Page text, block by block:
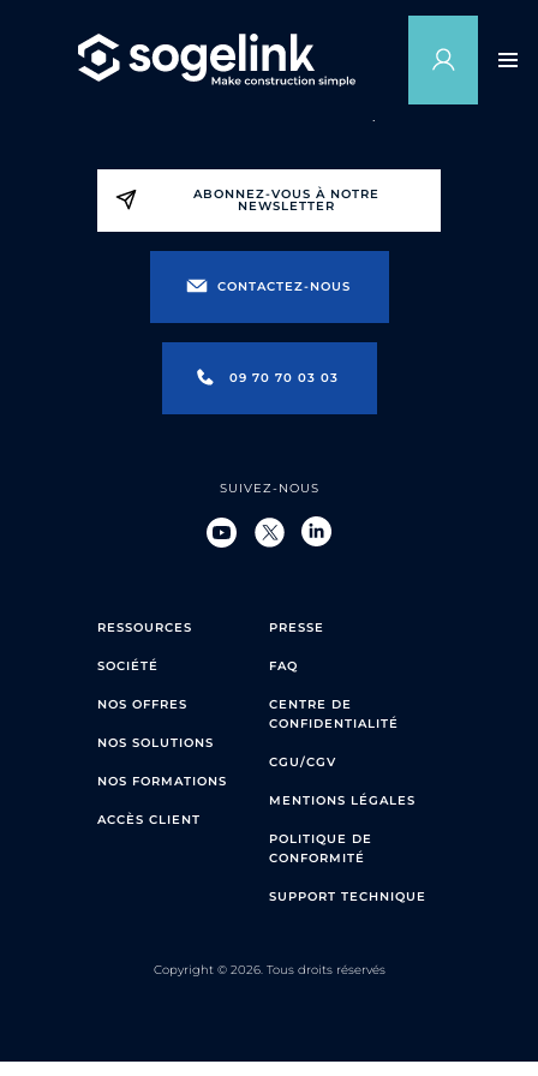
ABONNEZ-VOUS À NOTRE
NEWSLETTER
CONTACTEZ-NOUS
09 70 70 03 03
SUIVEZ-NOUS
RESSOURCES
SOCIÉTÉ
NOS OFFRES
NOS SOLUTIONS
NOS FORMATIONS
ACCÈS CLIENT
PRESSE
FAQ
CENTRE DE
CONFIDENTIALITÉ
CGU/CGV
MENTIONS LÉGALES
POLITIQUE DE
CONFORMITÉ
SUPPORT TECHNIQUE
Copyright © 2026. Tous droits réservés